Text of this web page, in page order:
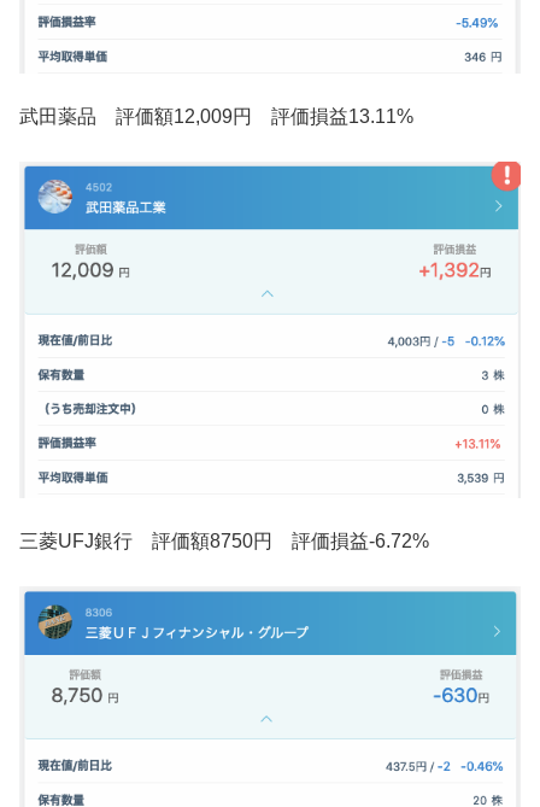
武田薬品 評価額12,009円 評価損益13.11%
三菱UFJ銀行 評価額8750円 評価損益-6.72%